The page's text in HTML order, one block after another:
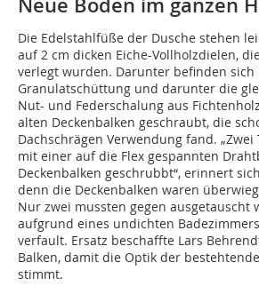
Neue Böden im ganzen
Die Edelstahlfüße der Dusche stehen
auf 2 cm dicken Eiche-Vollholzdielen,
verlegt wurden. Darunter befinden sich
Granulatschüttung und darunter die
Nut- und Federschalung aus
alten Deckenbalken geschraubt, die
Dachschrägen Verwendung fand. „Zwei
mit einer auf die Flex gespannten
Deckenbalken geschrubbt“, erinnert
denn die Deckenbalken waren
Nur zwei mussten gegen ausgetauscht
aufgrund eines undichten
verfault. Ersatz beschaffte Lars
Balken, damit die Optik der
stimmt.